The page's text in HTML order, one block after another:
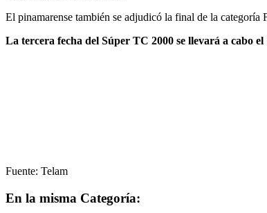
El pinamarense también se adjudicó la final de la
La tercera fecha del Súper TC 2000 se llevará a cabo
Fuente: Telam
En la misma Categoría: